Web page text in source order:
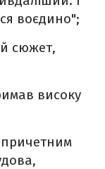
воєдино";
сюжет,
високу
причетним